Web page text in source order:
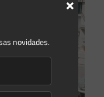
novidades.